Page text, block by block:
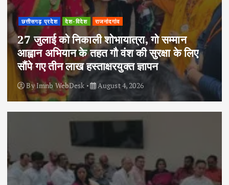
छत्तीसगढ़ प्रदेश देश-विदेश राजनांदगांव
27 जुलाई को निकाली शोभायात्रा, गो सम्मान
आह्वान अभियान के तहत गौ वंश की सुरक्षा के लिए
सौंपे गए तीन लाख हस्ताक्षरयुक्त ज्ञापन
ByImnb WebDesk August 4, 2026